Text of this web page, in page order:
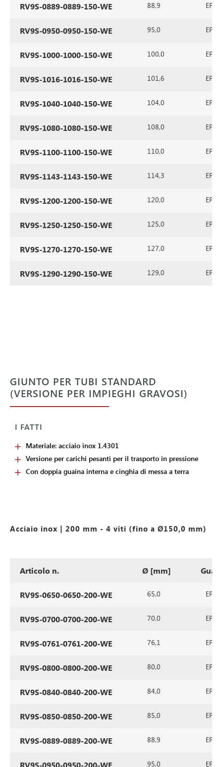
RV9S-0889-0889-150-WE 88,9
RV9S-0950-0950-150-WE 95,0
RV9S-1000-1000-150-WE 100,0
RV9S-1016-1016-150-WE 101,6
RV9S-1040-1040-150-WE 104,0
RV9S-1080-1080-150-WE 108,0
RV9S-1100-1100-150-WE 110,0
RV9S-1143-1143-150-WE 114,3
RV9S-1200-1200-150-WE 120,0
RV9S-1250-1250-150-WE 125,0
RV9S-1270-1270-150-WE 127,0
RV9S-1290-1290-150-WE 129,0
GIUNTO PER TUBI STANDARD
(VERSIONE PER IMPIEGHI GRAVOSI)
I FATTI
Materiale: acciaio inox 1.4301
Versione per carichi pesanti per il trasporto in pressione
Con doppia guaina interna e cinghia di messa a terra
Acciaio inox | 200 mm - 4 viti (fino a Ø150,0 mm)
Articolo n. Ø [mm]
RV9S-0650-0650-200-WE 65,0
RV9S-0700-0700-200-WE 70,0
RV9S-0761-0761-200-WE 76,1
RV9S-0800-0800-200-WE 80,0
RV9S-0840-0840-200-WE 84,0
RV9S-0850-0850-200-WE 85,0
RV9S-0889-0889-200-WE 88,9
RV9S-0950-0950-200-WE 95,0